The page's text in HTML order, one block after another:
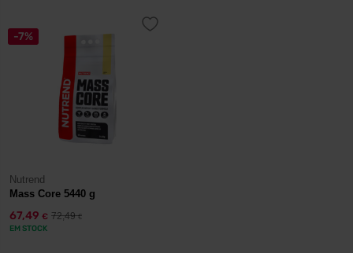
-7%
Nutrend
Mass Core 5440 g
67,49 € 72,49€
EM STOCK